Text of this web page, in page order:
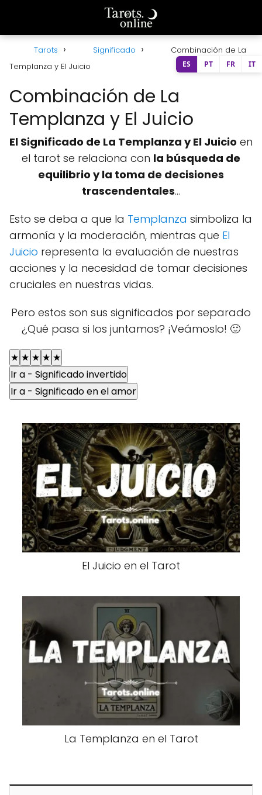
Tarots Significado
Combinación de La
Templanza y El Juicio
Combinación de La
Templanza y El Juicio
El Significado de La Templanza y El Juicio en
el tarot se relaciona con la búsqueda de
equilibrio y la toma de decisiones
trascendentales...
Esto se deba a que la Templanza simboliza la
armonía y la moderación, mientras que El
Juicio representa la evaluación de nuestras
acciones y la necesidad de tomar decisiones
cruciales en nuestras vidas.
Pero estos son sus significados por separado
¿Qué pasa si los juntamos? ¡Veámoslo! 🙂
★ ★ ★ ★ ★
Ir a - Significado invertido
Ir a - Significado en el amor
El Juicio en el Tarot
La Templanza en el Tarot
ES PT FR IT